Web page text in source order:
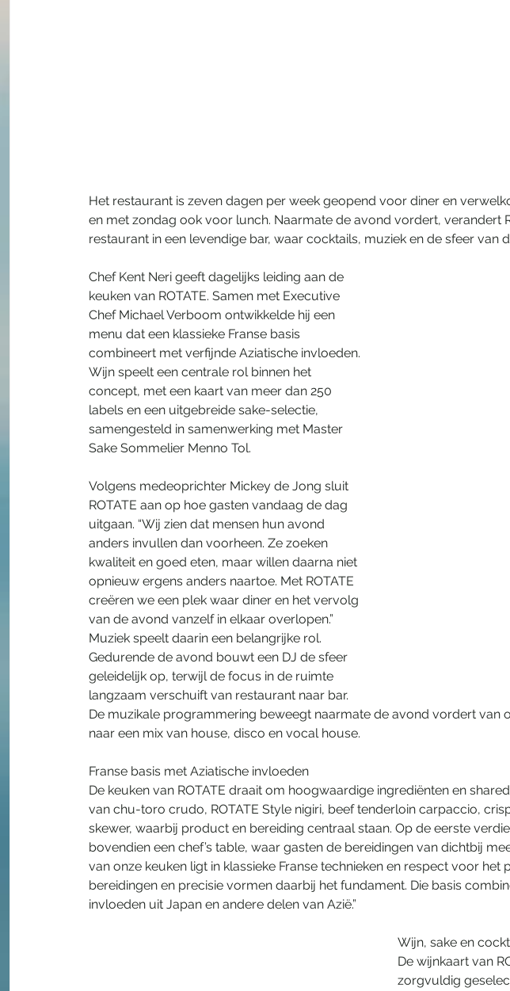
Het restaurant is zeven dagen per week geopend voor diner en
en met zondag ook voor lunch. Naarmate de avond vordert, verandert
restaurant in een levendige bar, waar cocktails, muziek en de sfeer van
Chef Kent Neri geeft dagelijks leiding aan de
keuken van ROTATE. Samen met Executive
Chef Michael Verboom ontwikkelde hij een
menu dat een klassieke Franse basis
combineert met verfijnde Aziatische invloeden.
Wijn speelt een centrale rol binnen het
concept, met een kaart van meer dan 250
labels en een uitgebreide sake-selectie,
samengesteld in samenwerking met Master
Sake Sommelier Menno Tol.
Volgens medeoprichter Mickey de Jong sluit
ROTATE aan op hoe gasten vandaag de dag
uitgaan. “Wij zien dat mensen hun avond
anders invullen dan voorheen. Ze zoeken
kwaliteit en goed eten, maar willen daarna niet
opnieuw ergens anders naartoe. Met ROTATE
creëren we een plek waar diner en het vervolg
van de avond vanzelf in elkaar overlopen.”
Muziek speelt daarin een belangrijke rol.
Gedurende de avond bouwt een DJ de sfeer
geleidelijk op, terwijl de focus in de ruimte
langzaam verschuift van restaurant naar bar.
De muzikale programmering beweegt naarmate de avond vordert van
naar een mix van house, disco en vocal house.
Franse basis met Aziatische invloeden
De keuken van ROTATE draait om hoogwaardige ingrediënten en
van chu-toro crudo, ROTATE Style nigiri, beef tenderloin carpaccio,
skewer, waarbij product en bereiding centraal staan. Op de eerste
bovendien een chef’s table, waar gasten de bereidingen van dichtbij
van onze keuken ligt in klassieke Franse technieken en respect voor het
bereidingen en precisie vormen daarbij het fundament. Die basis
invloeden uit Japan en andere delen van Azië.”
Wijn, sake en
De wijnkaart van
zorgvuldig